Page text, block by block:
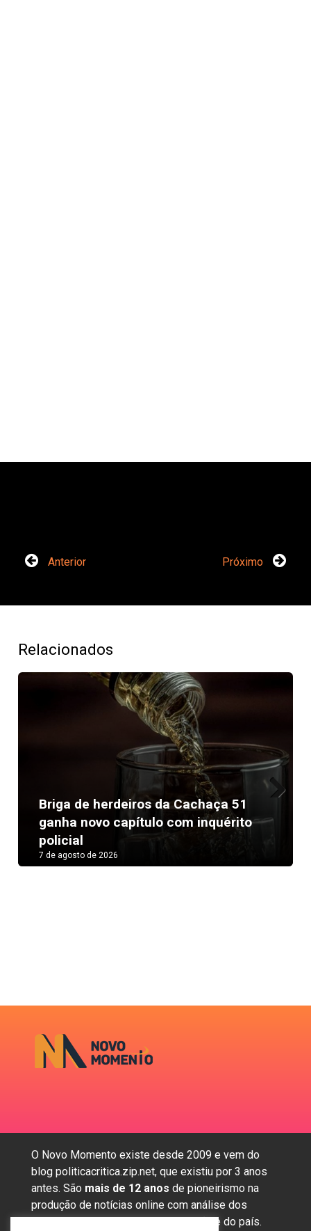
Anterior Próximo
Relacionados
Briga de herdeiros da Cachaça 51
ganha novo capítulo com inquérito
policial
7 de agosto de 2026
Next
O Novo Momento existe desde 2009 e vem do
blog politicacritica.zip.net, que existiu por 3 anos
antes. São mais de 12 anos de pioneirismo na
produção de notícias online com análise dos
assuntos mais importantes da região e do país.